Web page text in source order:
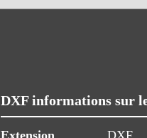
DXF informations sur
Extension
DXF